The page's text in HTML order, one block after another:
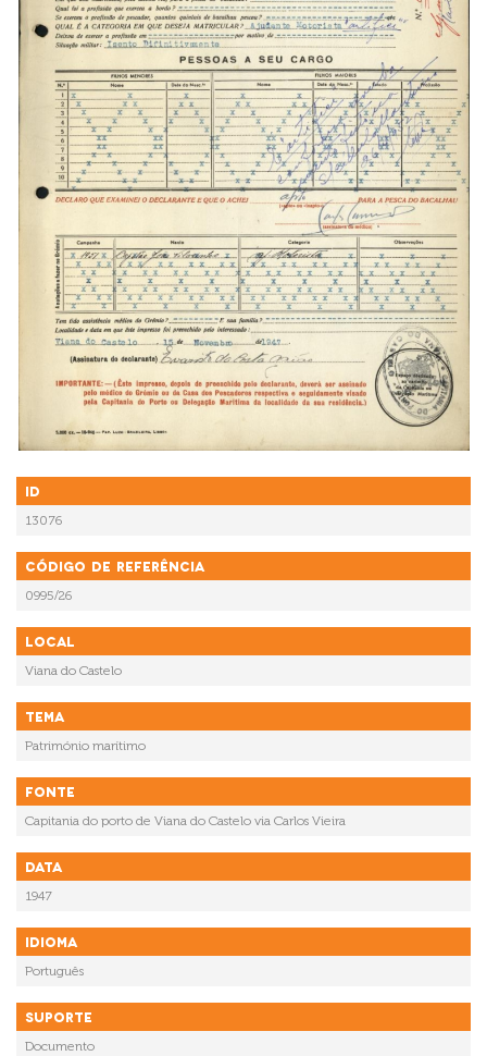
ID
13076
Código de referência
0995/26
Local
Viana do Castelo
Tema
Património marítimo
Fonte
Capitania do porto de Viana do Castelo via Carlos Vieira
Data
1947
Idioma
Português
Suporte
Documento